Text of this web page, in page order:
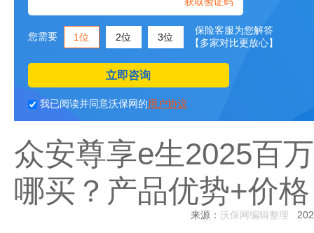
您需要 1位 2位 3位
保险客服为您解答
【多家对比更放心】
立即咨询
我已阅读并同意沃保网的用户协议
众安尊享e生2025百
哪买？产品优势+价
来源： 沃保网编辑整理